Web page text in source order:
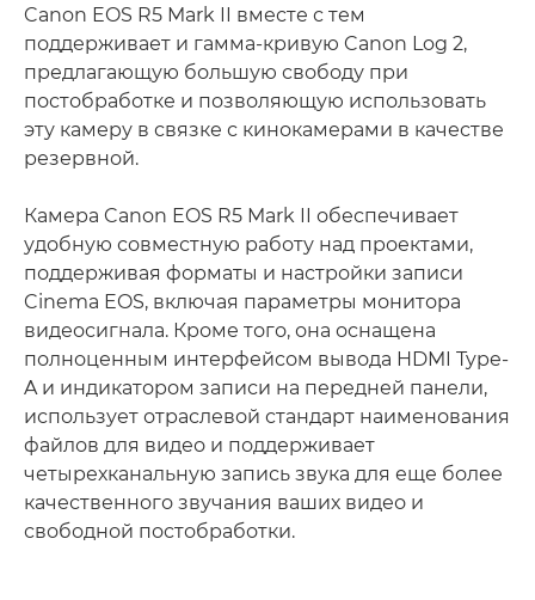
Canon EOS R5 Mark II вместе с тем
поддерживает и гамма-кривую Canon Log 2,
предлагающую большую свободу при
постобработке и позволяющую использовать
эту камеру в связке с кинокамерами в качестве
резервной.
Камера Canon EOS R5 Mark II обеспечивает
удобную совместную работу над проектами,
поддерживая форматы и настройки записи
Cinema EOS, включая параметры монитора
видеосигнала. Кроме того, она оснащена
полноценным интерфейсом вывода HDMI Type-
A и индикатором записи на передней панели,
использует отраслевой стандарт наименования
файлов для видео и поддерживает
четырехканальную запись звука для еще более
качественного звучания ваших видео и
свободной постобработки.